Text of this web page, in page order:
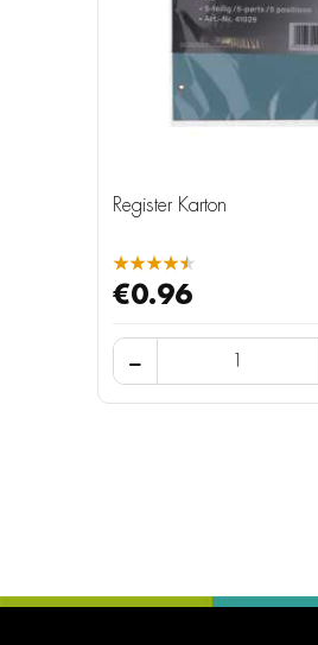
Register Karton
★★★★★
€0.96